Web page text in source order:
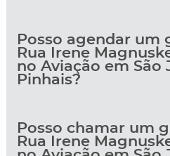
Posso agendar um
Rua Irene
no Aviação em São
Pinhais?
Posso chamar um
Rua Irene